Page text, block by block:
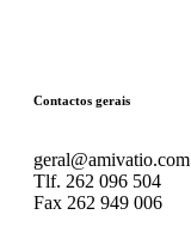
Contactos gerais
geral@amivatio.com
Tlf. 262 096 504
Fax 262 949 006